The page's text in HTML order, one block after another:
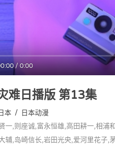
/0:00
难日播版第13集
本 / 日本动漫
一,则座诚,富永恒雄,高田耕一,相
辅,岛崎信长,岩田光央,爱河里花子